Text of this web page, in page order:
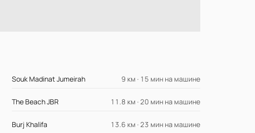
Souk Madinat Jumeirah 9 км · 15 мин на машине
The Beach JBR 11.8 км · 20 мин на машине
Burj Khalifa 13.6 км · 23 мин на машине